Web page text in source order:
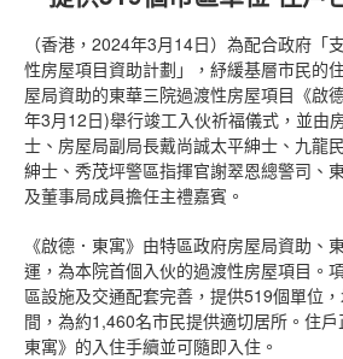
（香港，2024年3月14日）為配合政府「
性房屋項目資助計劃」，紓緩基層市民的
屋局資助的東華三院過渡性房屋項目《啟
年3月12日)舉行竣工入伙祈福儀式，並由
士、房屋局副局長戴尚誠太平紳士、九龍
紳士、秀茂坪警區指揮官謝翠恩總警司、
及董事局成員擔任主禮嘉賓。
《啟德．東寓》由特區政府房屋局資助、
運，為本院首個入伙的過渡性房屋項目。
區設施及交通配套完善，提供519個單位
間，為約1,460名市民提供適切居所。住戶
東寓》的入住手續並可隨即入住。